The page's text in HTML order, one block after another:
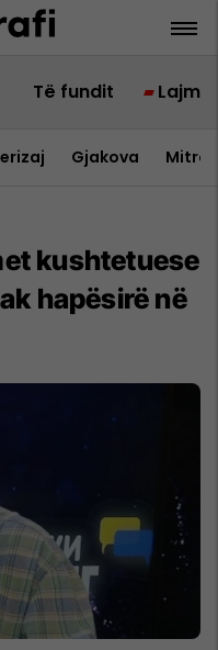
Të fundit Lajme
Gjakova
kushtetuese
hapësirë ​​në